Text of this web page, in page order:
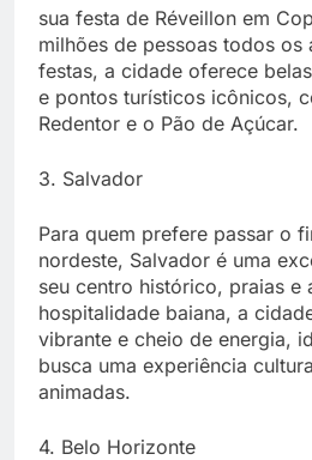
sua festa de Réveillon em
milhões de pessoas todos os
festas, a cidade oferece
e pontos turísticos icônicos,
Redentor e o Pão de Açúcar.
3. Salvador
Para quem prefere passar o
nordeste, Salvador é uma
seu centro histórico, praias e
hospitalidade baiana, a
vibrante e cheio de energia,
busca uma experiência
animadas.
4. Belo Horizonte